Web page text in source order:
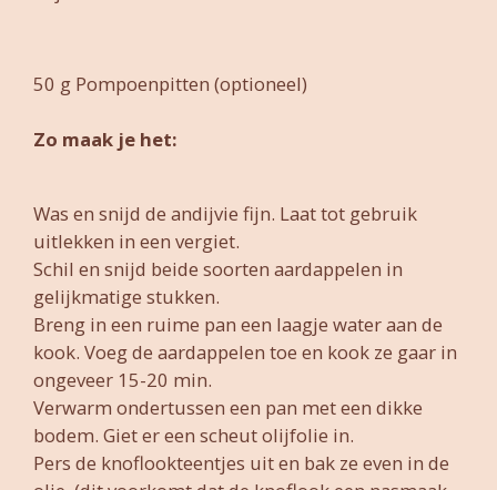
50 g Pompoenpitten (optioneel)
Zo maak je het:
Was en snijd de andijvie fijn. Laat tot gebruik
uitlekken in een vergiet.
Schil en snijd beide soorten aardappelen in
gelijkmatige stukken.
Breng in een ruime pan een laagje water aan de
kook. Voeg de aardappelen toe en kook ze gaar in
ongeveer 15-20 min.
Verwarm ondertussen een pan met een dikke
bodem. Giet er een scheut olijfolie in.
Pers de knoflookteentjes uit en bak ze even in de